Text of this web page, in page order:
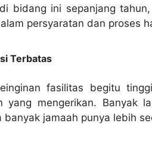
bidang ini sepanjang
persyaratan dan proses
Terbatas
fasilitas begitu
yang mengerikan. Banyak
banyak jamaah punya lebih